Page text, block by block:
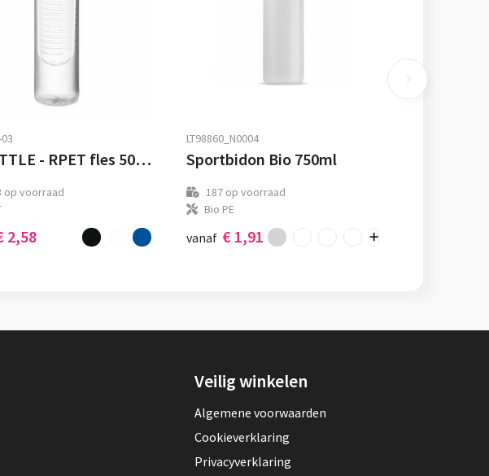
SPORTTLE - RPET fles 500ml
op voorraad
2,58
LT98860_N0004
Sportbidon Bio 750ml
187 op voorraad
Bio PE
vanaf € 1,91
Veilig winkelen
Algemene voorwaarden
Cookieverklaring
Privacyverklaring